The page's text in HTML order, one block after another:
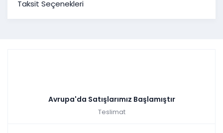
Taksit Seçenekleri
Avrupa'da Satışlarımız Başlamıştır
Teslimat